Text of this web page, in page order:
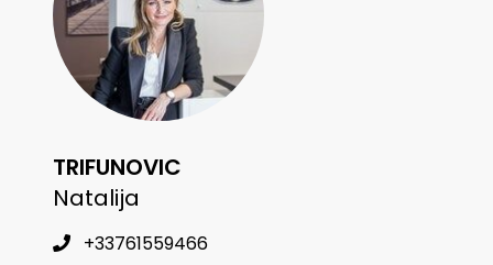
TRIFUNOVIC
Natalija
+33761559466